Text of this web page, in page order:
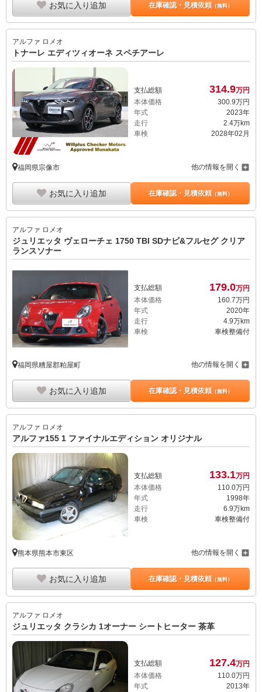
お気に入り追加 在庫確認・見積依頼（無料）
アルファ ロメオ
トナーレ エディツィオーネ スペチアーレ
支払総額 314.9万円
本体価格
300.9万円
年式
2023年
走行
2.4万km
車検
2028年02月
福岡県宗像市 他の情報を開く
お気に入り追加 在庫確認・見積依頼（無料）
アルファ ロメオ
ジュリエッタ ヴェローチェ 1750 TBI SDナビ&フルセグ クリア
ランスソナー
支払総額 179.0万円
本体価格
160. 7万円
年式
2020年
走行
4.9万km
車検
車検整備付
福岡県糟屋郡粕屋町 他の情報を開く
お気に入り追加 在庫確認・見積依頼（無料）
アルファ ロメオ
アルファ155 1 ファイナルエディション オリジナル
支払総額 133.1万円
本体価格
110.0万円
年式
1998年
走行
6.9万km
車検
車検整備付
熊本県熊本市東区 他の情報を開く
お気に入り追加 在庫確認・見積依頼（無料）
アルファ ロメオ
ジュリエッタ クラシカ 1オーナー シートヒーター 茶革
支払総額 127.4万円
本体価格
110. 0万円
年式
2013年